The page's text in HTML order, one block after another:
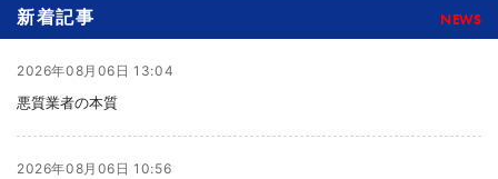
新着記事 NEWS
2026年08月06日 13:04
悪質業者の本質
2026年08月06日 10:56